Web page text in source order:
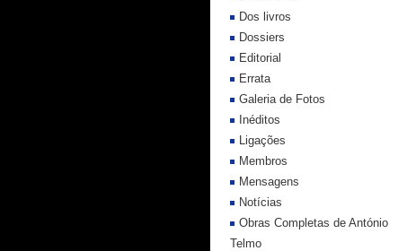
Dos livros
Dossiers
Editorial
Errata
Galeria de Fotos
Inéditos
Ligações
Membros
Mensagens
Notícias
Obras Completas de António
Telmo